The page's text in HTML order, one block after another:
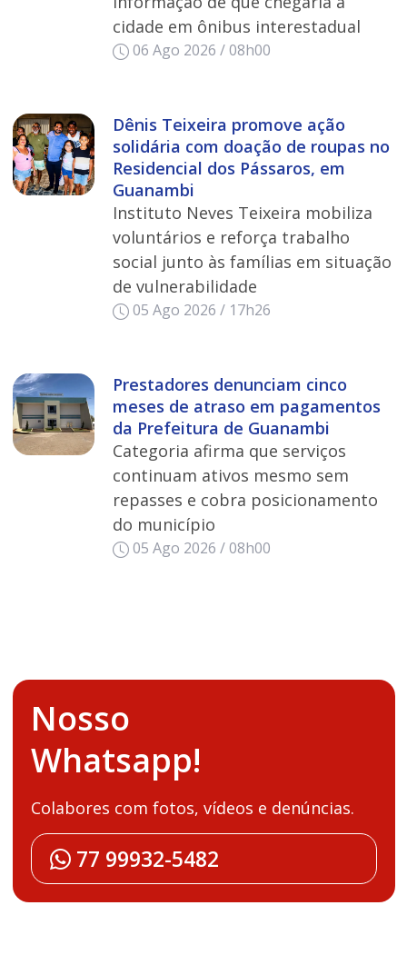
cidade em ônibus interestadual
06 Ago 2026 / 08h00
Dênis Teixeira promove ação
solidária com doação de roupas no
Residencial dos Pássaros, em
Guanambi
Instituto Neves Teixeira mobiliza
voluntários e reforça trabalho
social junto às famílias em situação
de vulnerabilidade
05 Ago 2026 / 17h26
Prestadores denunciam cinco
meses de atraso em pagamentos
da Prefeitura de Guanambi
Categoria afirma que serviços
continuam ativos mesmo sem
repasses e cobra posicionamento
do município
05 Ago 2026 / 08h00
Nosso
Whatsapp!
Colabores com fotos, vídeos e denúncias.
77 99932-5482